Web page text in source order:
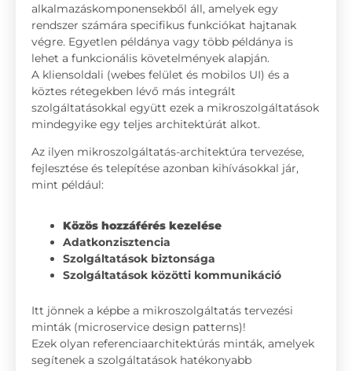
alkalmazáskomponensekből áll, amelyek egy
rendszer számára specifikus funkciókat hajtanak
végre. Egyetlen példánya vagy több példánya is
lehet a funkcionális követelmények alapján.
A kliensoldali (webes felület és mobilos UI) és a
köztes rétegekben lévő más integrált
szolgáltatásokkal együtt ezek a mikroszolgáltatások
mindegyike egy teljes architektúrát alkot.
Az ilyen mikroszolgáltatás-architektúra tervezése,
fejlesztése és telepítése azonban kihívásokkal jár,
mint például:
Közös hozzáférés kezelése
Adatkonzisztencia
Szolgáltatások biztonsága
Szolgáltatások közötti kommunikáció
Itt jönnek a képbe a mikroszolgáltatás tervezési
minták (microservice design patterns)!
Ezek olyan referenciaarchitektúrás minták, amelyek
segítenek a szolgáltatások hatékonyabb